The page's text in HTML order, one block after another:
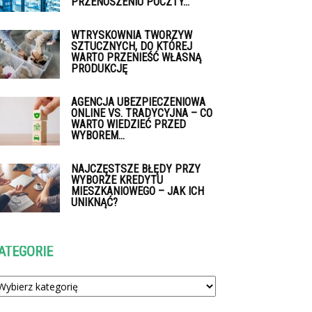
WTRYSKOWNIA TWORZYW
SZTUCZNYCH, DO KTÓREJ
WARTO PRZENIEŚĆ WŁASNĄ
PRODUKCJĘ
AGENCJA UBEZPIECZENIOWA
ONLINE VS. TRADYCYJNA – CO
WARTO WIEDZIEĆ PRZED
WYBOREM...
NAJCZĘSTSZE BŁĘDY PRZY
WYBORZE KREDYTU
MIESZKANIOWEGO – JAK ICH
UNIKNĄĆ?